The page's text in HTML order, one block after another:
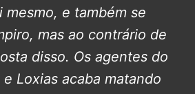
mesmo, e também se
mas ao contrário de
disso. Os agentes do
e Loxias acaba matando